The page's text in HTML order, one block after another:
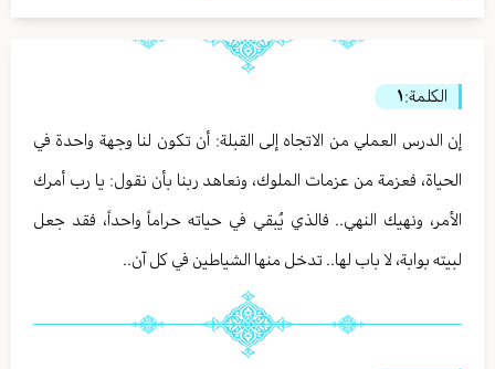
الكلمة:١
إن الدرس العملي من الاتجاه إلى القبلة: أن تكون لنا وجهة واحدة في
الحياة، فعزمة من عزمات الملوك، ونعاهد ربنا بأن نقول: يا رب أمرك
الأمر، ونهيك النهي.. فالذي يُبقي في حياته حراماً واحداً، فقد جعل
لبيته بوابة، لا باب لها.. تدخل منها الشياطين في كل آن..